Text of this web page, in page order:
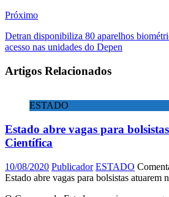
Próximo
Detran disponibiliza 80 aparelhos
acesso nas unidades do Depen
Artigos Relacionados
ESTADO
Estado abre vagas para
Científica
10/08/2020 Publicador ESTADO
Estado abre vagas para bolsistas atuarem